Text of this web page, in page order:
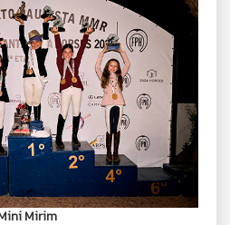
Mirim